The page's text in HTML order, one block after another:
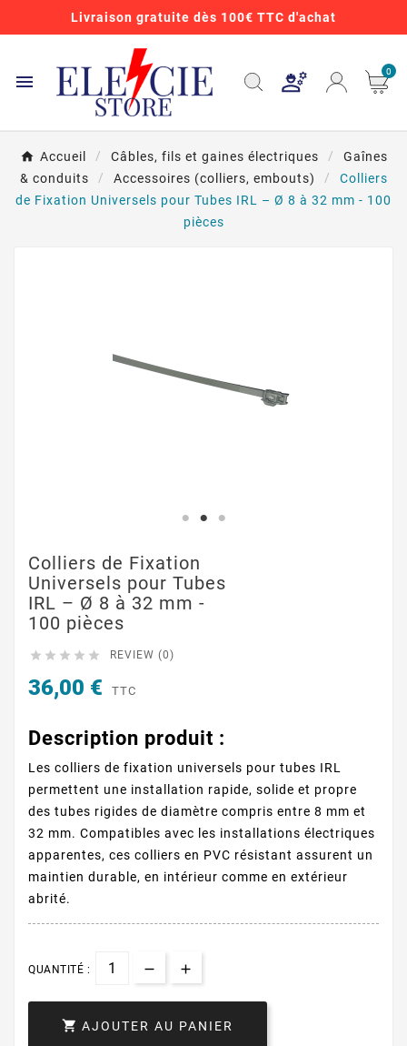
Livraison gratuite dès 100€ TTC d'achat
 0
Accueil Câbles, fils et gaines électriques
Gaînes
& conduits
Accessoires (colliers, embouts)
Colliers
de Fixation Universels pour Tubes IRL – Ø 8 à 32 mm - 100
pièces
Colliers de Fixation
Universels pour Tubes
IRL – Ø 8 à 32 mm -
100 pièces
     REVIEW (0)
36,00 € TTC
Description produit :
Les colliers de fixation universels pour tubes IRL
permettent une installation rapide, solide et propre
des tubes rigides de diamètre compris entre 8 mm et
32 mm. Compatibles avec les installations électriques
apparentes, ces colliers en PVC résistant assurent un
maintien durable, en intérieur comme en extérieur
abrité.
QUANTITÉ :
 AJOUTER AU PANIER